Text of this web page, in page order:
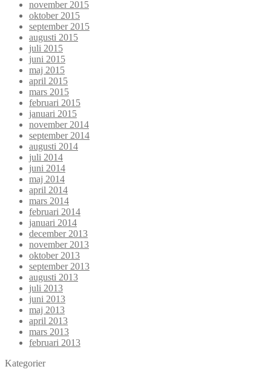
november 2015
oktober 2015
september 2015
augusti 2015
juli 2015
juni 2015
maj 2015
april 2015
mars 2015
februari 2015
januari 2015
november 2014
september 2014
augusti 2014
juli 2014
juni 2014
maj 2014
april 2014
mars 2014
februari 2014
januari 2014
december 2013
november 2013
oktober 2013
september 2013
augusti 2013
juli 2013
juni 2013
maj 2013
april 2013
mars 2013
februari 2013
Kategorier